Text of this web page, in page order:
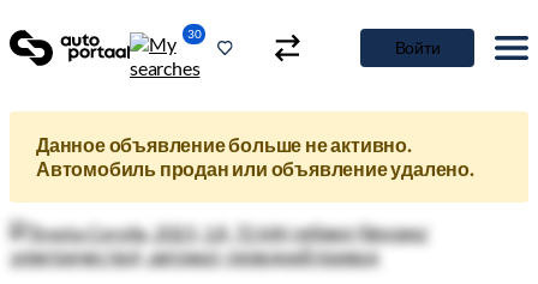
30
Войти
Данное объявление больше не активно.
Автомобиль продан или объявление удалено.